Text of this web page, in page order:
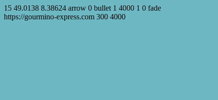
15 49.0138 8.38624 arrow 0 bullet 1 4000 1 0 fade
https://gourmino-express.com 300 4000